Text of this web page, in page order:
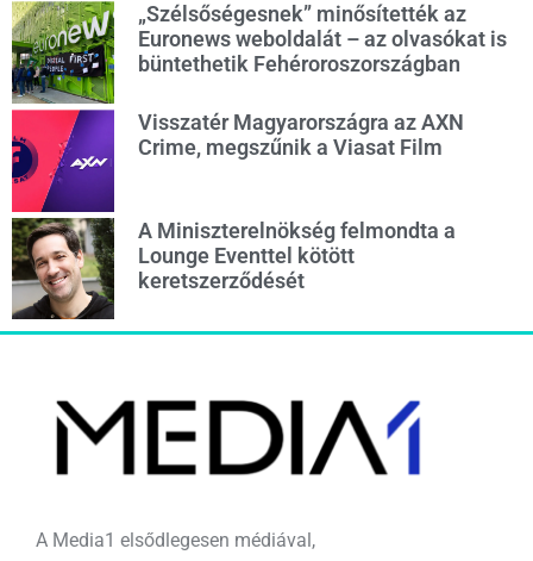
„Szélsőségesnek” minősítették az
Euronews weboldalát – az olvasókat is
büntethetik Fehéroroszországban
Visszatér Magyarországra az AXN
Crime, megszűnik a Viasat Film
A Miniszterelnökség felmondta a
Lounge Eventtel kötött
keretszerződését
A Media1 elsődlegesen médiával,